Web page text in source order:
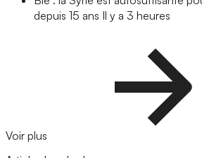
depuis 15 ans Il y a 3 heures
Voir plus